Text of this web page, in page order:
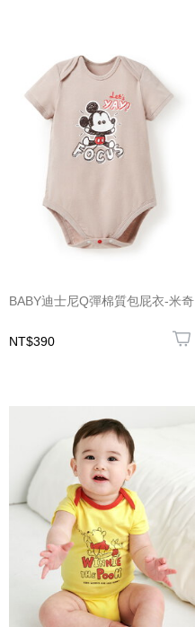
BABY迪士尼Q彈棉質包屁衣-米奇
NT$390